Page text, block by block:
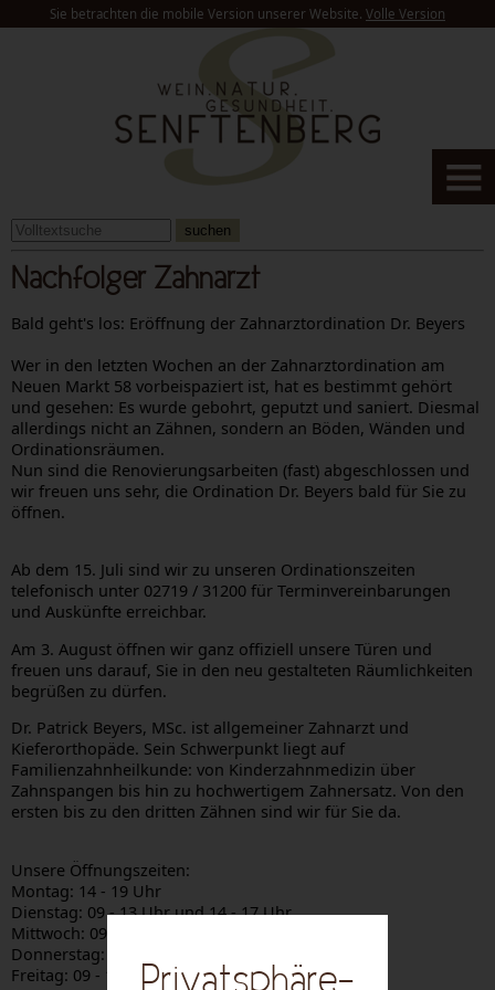
Sie betrachten die mobile Version unserer Website. Volle Version
suchen
Nachfolger Zahnarzt
Bald geht's los: Eröffnung der Zahnarztordination Dr. Beyers
Wer in den letzten Wochen an der Zahnarztordination am
Neuen Markt 58 vorbeispaziert ist, hat es bestimmt gehört
und gesehen: Es wurde gebohrt, geputzt und saniert. Diesmal
allerdings nicht an Zähnen, sondern an Böden, Wänden und
Ordinationsräumen.
Nun sind die Renovierungsarbeiten (fast) abgeschlossen und
wir freuen uns sehr, die Ordination Dr. Beyers bald für Sie zu
öffnen.
Ab dem 15. Juli sind wir zu unseren Ordinationszeiten
telefonisch unter 02719 / 31200 für Terminvereinbarungen
und Auskünfte erreichbar.
Am 3. August öffnen wir ganz offiziell unsere Türen und
freuen uns darauf, Sie in den neu gestalteten Räumlichkeiten
begrüßen zu dürfen.
Dr. Patrick Beyers, MSc. ist allgemeiner Zahnarzt und
Kieferorthopäde. Sein Schwerpunkt liegt auf
Familienzahnheilkunde: von Kinderzahnmedizin über
Zahnspangen bis hin zu hochwertigem Zahnersatz. Von den
ersten bis zu den dritten Zähnen sind wir für Sie da.
Unsere Öffnungszeiten:
Montag: 14 - 19 Uhr
Dienstag: 09 - 13 Uhr und 14 - 17 Uhr
Mittwoch: 09 - 13 Uhr
Donnerstag: 09 - 13 Uhr und 14 - 17 Uhr
Freitag: 09 - 13 UhrPrivatsphäre-